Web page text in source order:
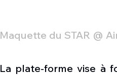
Maquette du STAR @
La plate-forme vise à